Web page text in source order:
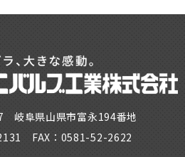
岐阜県山県市富永194番地
FAX：0581-52-2622